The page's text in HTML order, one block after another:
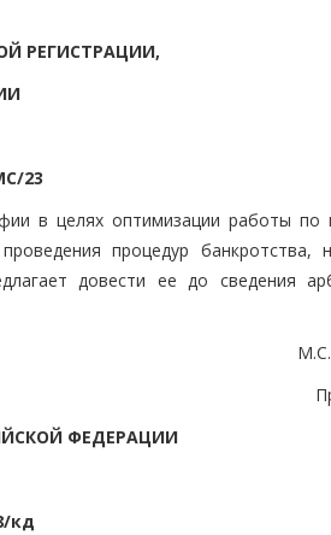
РЕГИСТРАЦИИ,
23
в целях оптимизации работы по
процедур банкротства,
довести ее до сведения
ФЕДЕРАЦИИ
кд